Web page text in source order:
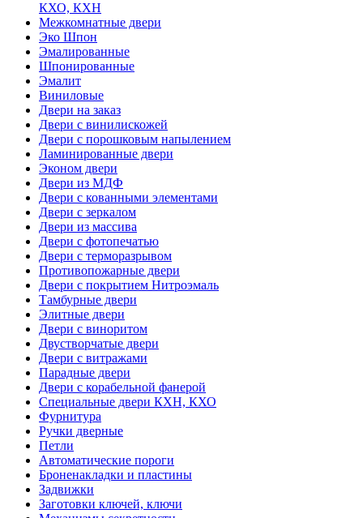
КХО, КХН
Межкомнатные двери
Эко Шпон
Эмалированные
Шпонированные
Эмалит
Виниловые
Двери на заказ
Двери с винилискожей
Двери с порошковым напылением
Ламинированные двери
Эконом двери
Двери из МДФ
Двери с кованными элементами
Двери с зеркалом
Двери из массива
Двери с фотопечатью
Двери с терморазрывом
Противопожарные двери
Двери с покрытием Нитроэмаль
Тамбурные двери
Элитные двери
Двери с виноритом
Двустворчатые двери
Двери с витражами
Парадные двери
Двери с корабельной фанерой
Специальные двери КХН, КХО
Фурнитура
Ручки дверные
Петли
Автоматические пороги
Броненакладки и пластины
Задвижки
Заготовки ключей, ключи